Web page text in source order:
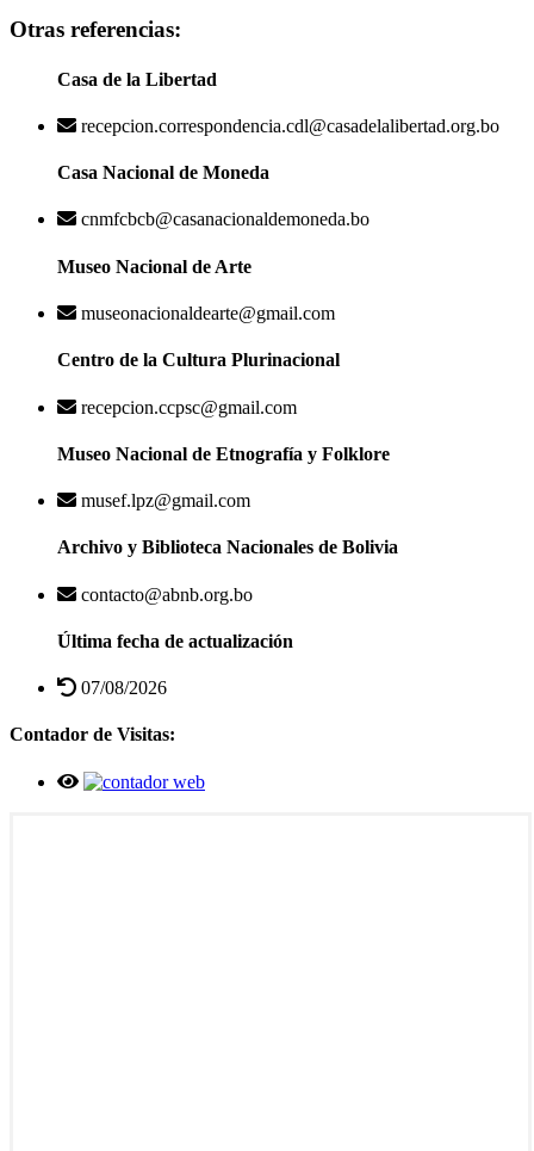
Otras referencias:
Casa de la Libertad
recepcion.correspondencia.cdl@casadelalibertad.org.bo
Casa Nacional de Moneda
cnmfcbcb@casanacionaldemoneda.bo
Museo Nacional de Arte
museonacionaldearte@gmail.com
Centro de la Cultura Plurinacional
recepcion.ccpsc@gmail.com
Museo Nacional de Etnografía y Folklore
musef.lpz@gmail.com
Archivo y Biblioteca Nacionales de Bolivia
contacto@abnb.org.bo
Última fecha de actualización
07/08/2026
Contador de Visitas: